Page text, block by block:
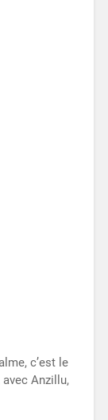
c’est le
Anzillu,